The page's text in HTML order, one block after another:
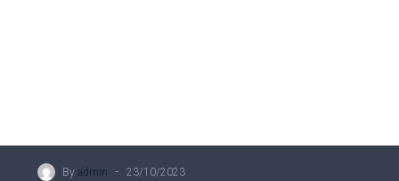
By admin - 23/10/2023